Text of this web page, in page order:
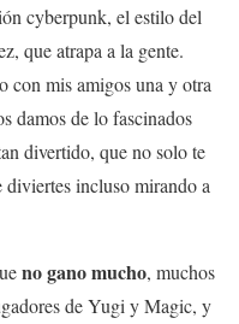
cyberpunk, el estilo del
que atrapa a la gente.
con mis amigos una y otra
damos de lo fascinados
divertido, que no solo te
diviertes incluso mirando a
no gano mucho, muchos
de Yugi y Magic, y